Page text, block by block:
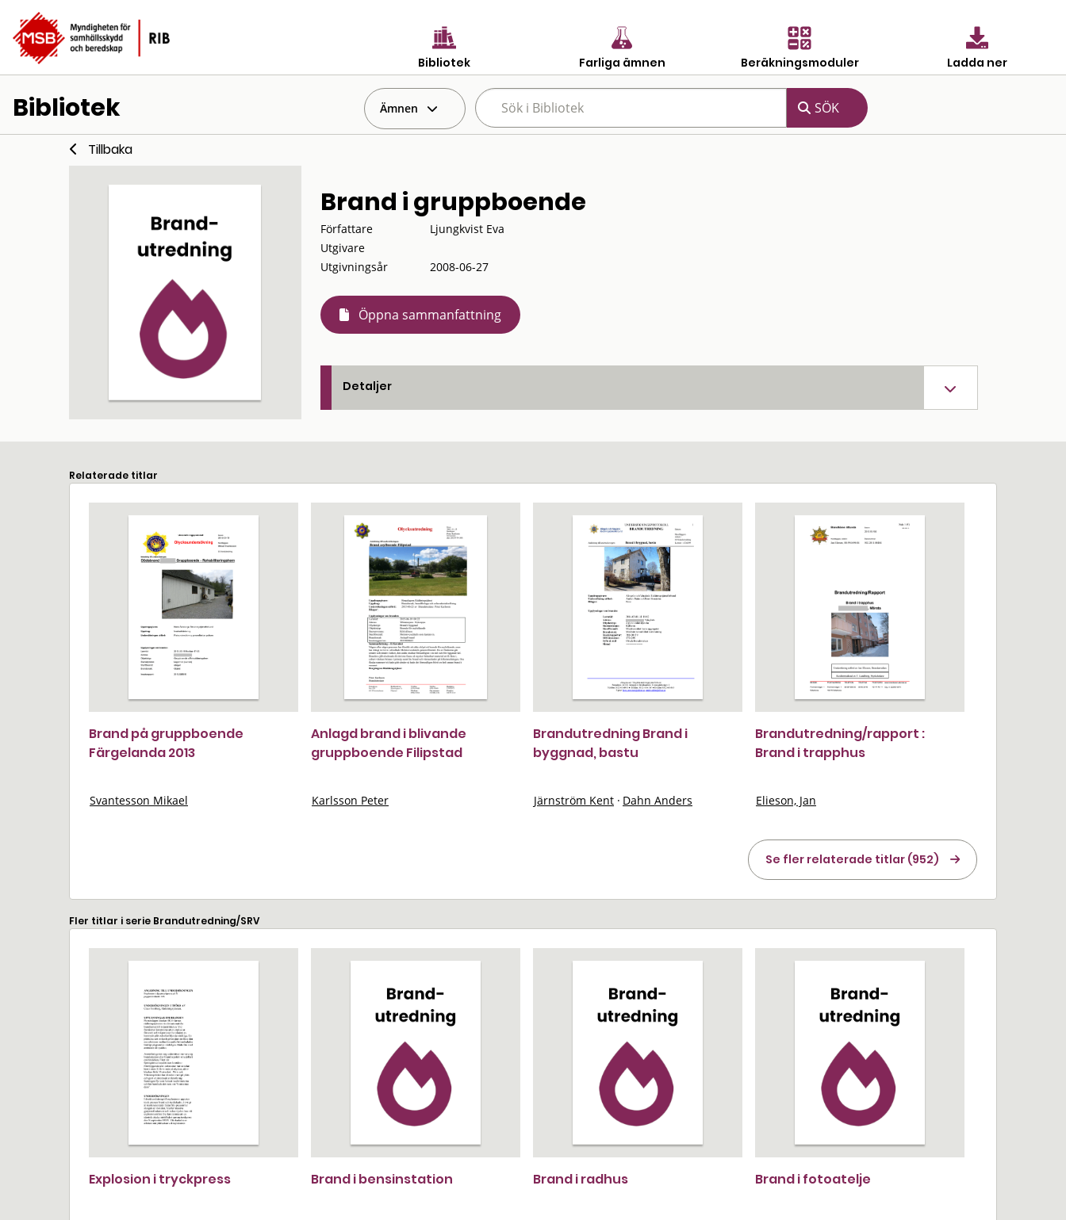
Bibliotek Farliga ämnen Beräkningsmoduler Ladda ner
Bibliotek Ämnen
Tillbaka
Brand i gruppboende
Författare
Ljungkvist Eva
Utgivare
Utgivningsår
2008-06-27
Öppna sammanfattning
Detaljer
Relaterade titlar
Brand på gruppboende
Färgelanda 2013
Svantesson Mikael
Anlagd brand i blivande
gruppboende Filipstad
Karlsson Peter
Brandutredning Brand i
byggnad, bastu
Järnström Kent · Dahn Anders
Brandutredning/rapport :
Brand i trapphus
Elieson, Jan
Se fler relaterade titlar (952)
Fler titlar i serie Brandutredning/SRV
Explosion i tryckpress Brand i bensinstation Brand i radhus Brand i fotoatelje